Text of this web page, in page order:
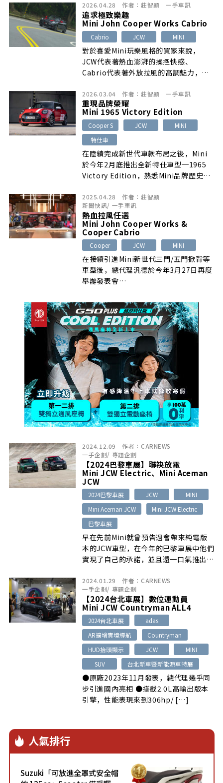
型，總代理汎德則迅速於5月27日限量引
進，建議售價216萬元起，國內配額共計
12輛，統一採用Chili Red車色搭配限定
白色車頂與賽車飾條，動力配置則為強調
熱血精神的JCW汽油渦輪單元。
2026.04.28 作者： 莊智顯 一手車訊
追求極致樂趣
Mini John Cooper Works Cabrio
Cabrio JCW MINI
對於喜愛Mini玩樂風格的買家來說，
JCW代表著熱血澎湃的操控快感、
Cabrio代表著外放拉風的高調魅力，但
出了「我全都要」的完美選項─Mini
JCW Cabrio……
2026.03.04 作者： 莊智顯 一手車訊
重現品牌榮耀
Mini 1965 Victory Edition
Cooper S JCW
MINI
特仕車
在陸續完成新世代車款布局之後，Mini
於今年2月底推出全新特仕車型─1965
Victory Edition，熟悉Mini品牌歷史的
致敬讓Mini與JCW一同聲名大噪的1965
年蒙地卡羅拉力賽冠軍歷史，同時為滿足
不同地區與消費者喜好，特仕車將提供
Cooper S、JCW與JCW Electric三種動
力配置選擇，3月起開始在特定地區上
市、歐洲地區為7月，總代理汎德則表示
預計於第2季限量引進，目前仍在與原廠
確認配額中。
2025.04.28 作者： 莊智顯
新聞快訊/ 一手車訊
熱血拉風任選
Mini John Cooper Works &
Cooper Cabrio
Cooper JCW MINI
在接續引進Mini新世代三門/五門掀背等
車型後，總代理汎德於今年3月27日再度
舉辦發表會…
2024.12.09 作者： CARNEWS
一手企劃/ 專題企劃
【2024巴黎車展】聯袂放電
Mini JCW Electric、Mini Aceman
JCW
2024巴黎車展 JCW
MINI
Mini Aceman JCW
Mini JCW Electric
巴黎車展
早在先前Mini就曾預告過會帶來純電版
本的JCW車型，在今年的巴黎車展中他們
實現了自己的承諾，並且還一口氣推出兩
2024.01.29 作者： CARNEWS
一手企劃/ 專題企劃
【2024台北車展】數位運動員
Mini JCW Countryman ALL4
2024台北車展
adas
AR擴增實境導航
Countryman
HUD抬頭顯示
JCW
MINI
SUV
台北新車暨新能源車特展
●原廠2023年11月發表，總代理幾乎同
步引進國內亮相 ●搭載2.0L高輸出版本
引擎，性能表現來到306hp/ […]
人氣排行
Suzuki「可放進全罩式安全帽